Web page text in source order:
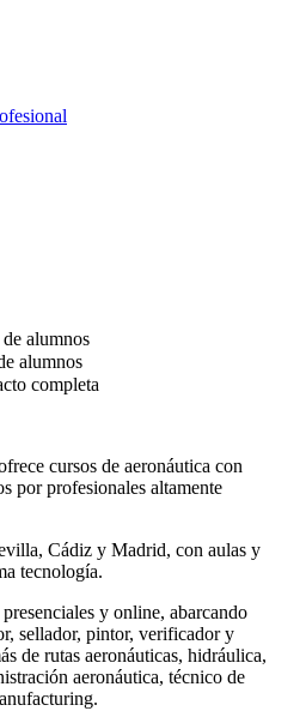
alumnos
alumnos
completa
cursos de aeronáutica con
por profesionales altamente
Cádiz y Madrid, con aulas y
tecnología.
y online, abarcando
sellador, pintor, verificador y
de rutas aeronáuticas, hidráulica,
aeronáutica, técnico de